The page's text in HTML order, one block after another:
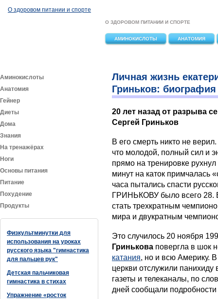
О здоровом питании и спорте
О ЗДОРОВОМ ПИТАНИИ И СПОРТЕ
АМИНОКИСЛОТЫ АНАТОМИЯ
Аминокислоты
Анатомия
Гейнер
Диеты
Дома
Знания
На тренажёрах
Ноги
Основы питания
Питание
Похудение
Продукты
Физкультминутки для
использования на уроках
русского языка "гимнастика
для пальцев рук"
Детская пальчиковая
гимнастика в стихах
Упражнение «росток
Личная жизнь
Гриньков:
20 лет назад от разрыва
Сергей Гриньков
В его смерть никто не
что молодой, полный сил и
прямо на тренировке
минут на каток примчалась
часа пытались спасти
ГРИНЬКОВУ было всего 28.
стать трехкратным
мира и двукратным
Это случилось 20 ноября
Гринькова повергла в шок
катания, но и всю Америку.
церкви отслужили панихиду
газеты и телеканалы, по
дней сообщали подробности